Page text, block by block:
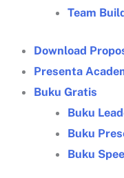
Team
Download
Presenta
Buku Gratis
Buku
Buku
Buku